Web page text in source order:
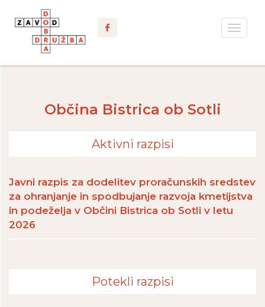
Toggle
Občina Bistrica ob Sotli
Aktivni razpisi
Javni razpis za dodelitev proračunskih sredstev
za ohranjanje in spodbujanje razvoja kmetijstva
in podeželja v Občini Bistrica ob Sotli v letu
2026
Potekli razpisi